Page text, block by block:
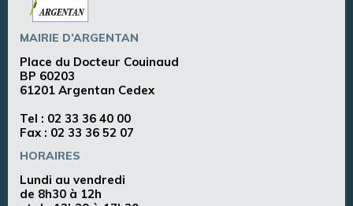
MAIRIE D’ARGENTAN
Place du Docteur Couinaud
BP 60203
61201 Argentan Cedex
Tel : 02 33 36 40 00
Fax : 02 33 36 52 07
HORAIRES
Lundi au vendredi
de 8h30 à 12h